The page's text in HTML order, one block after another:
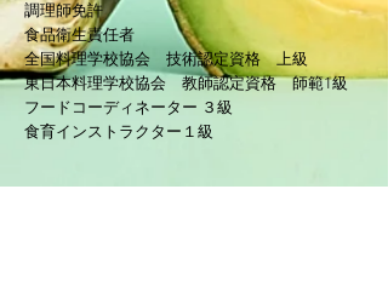
調理師免許
​食品衛生責任者
全国料理学校協会 技術認定資格 上級
東日本料理学校協会 教師認定資格師範1級
フードコーディネーター ３級
食育インストラクター１級